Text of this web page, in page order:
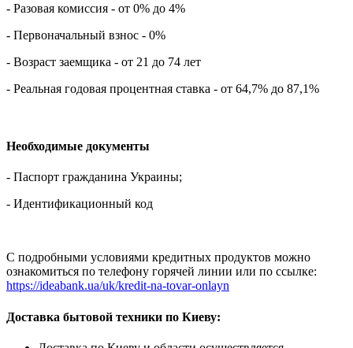
- Разовая комиссия - от 0% до 4%
- Первоначальный взнос - 0%
- Возраст заемщика - от 21 до 74 лет
- Реальная годовая процентная ставка - от 64,7% до 87,1%
Необходимые документы
- Паспорт гражданина Украины;
- Идентификационный код
С подробными условиями кредитных продуктов можно
ознакомиться по телефону горячей линии или по ссылке:
https://ideabank.ua/uk/kredit-na-tovar-onlayn
Доставка бытовой техники по Киеву: